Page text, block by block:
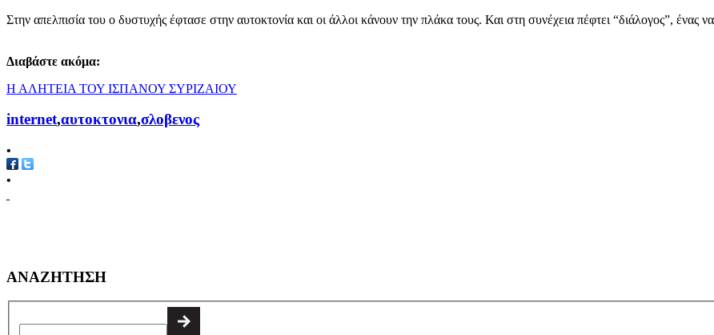
Στην απελπισία του ο δυστυχής έφτασε στην αυτοκτονία και οι άλλοι κάνουν την πλάκα τους. Και στη συνέχεια πέφτει “διάλογος”,
Διαβάστε ακόμα:
Η ΑΛΗΤΕΙΑ ΤΟΥ ΙΣΠΑΝΟΥ ΣΥΡΙΖΑΙΟΥ
internet,αυτοκτονια,σλοβενος
•
•
ΑΝΑΖΗΤΗΣΗ